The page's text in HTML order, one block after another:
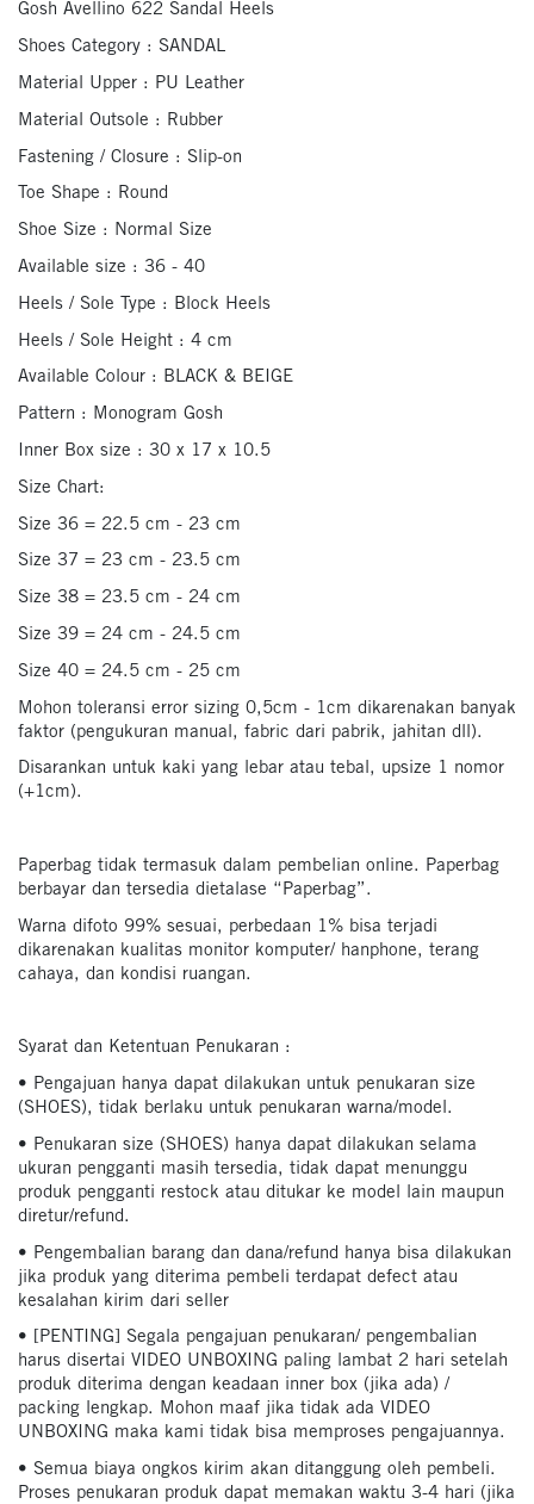
Gosh Avellino 622 Sandal Heels
Shoes Category : SANDAL
Material Upper : PU Leather
Material Outsole : Rubber
Fastening / Closure : Slip-on
Toe Shape : Round
Shoe Size : Normal Size
Available size : 36 - 40
Heels / Sole Type : Block Heels
Heels / Sole Height : 4 cm
Available Colour : BLACK & BEIGE
Pattern : Monogram Gosh
Inner Box size : 30 x 17 x 10.5
Size Chart:
Size 36 = 22.5 cm - 23 cm
Size 37 = 23 cm - 23.5 cm
Size 38 = 23.5 cm - 24 cm
Size 39 = 24 cm - 24.5 cm
Size 40 = 24.5 cm - 25 cm
Mohon toleransi error sizing 0,5cm - 1cm dikarenakan banyak
faktor (pengukuran manual, fabric dari pabrik, jahitan dll).
Disarankan untuk kaki yang lebar atau tebal, upsize 1 nomor
(+1cm).
Paperbag tidak termasuk dalam pembelian online. Paperbag
berbayar dan tersedia dietalase “Paperbag”.
Warna difoto 99% sesuai, perbedaan 1% bisa terjadi
dikarenakan kualitas monitor komputer/ hanphone, terang
cahaya, dan kondisi ruangan.
Syarat dan Ketentuan Penukaran :
• Pengajuan hanya dapat dilakukan untuk penukaran size
(SHOES), tidak berlaku untuk penukaran warna/model.
• Penukaran size (SHOES) hanya dapat dilakukan selama
ukuran pengganti masih tersedia, tidak dapat menunggu
produk pengganti restock atau ditukar ke model lain maupun
diretur/refund.
• Pengembalian barang dan dana/refund hanya bisa dilakukan
jika produk yang diterima pembeli terdapat defect atau
kesalahan kirim dari seller
• [PENTING] Segala pengajuan penukaran/ pengembalian
harus disertai VIDEO UNBOXING paling lambat 2 hari setelah
produk diterima dengan keadaan inner box (jika ada) /
packing lengkap. Mohon maaf jika tidak ada VIDEO
UNBOXING maka kami tidak bisa memproses pengajuannya.
• Semua biaya ongkos kirim akan ditanggung oleh pembeli.
Proses penukaran produk dapat memakan waktu 3-4 hari (jika